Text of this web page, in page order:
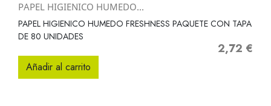
PAPEL HIGIENICO HUMEDO...
PAPEL HIGIENICO HUMEDO FRESHNESS PAQUETE CON TAPA
DE 80 UNIDADES
Precio
2,72 €
Añadir al carrito